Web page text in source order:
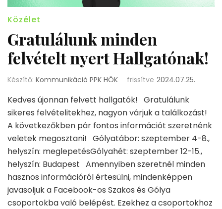
Közélet
Gratulálunk minden
felvételt nyert Hallgatónak!
Készítő: Kommunikáció PPK HÖK frissítve 2024.07.25.
Kedves újonnan felvett hallgatók! Gratulálunk
sikeres felvételitekhez, nagyon várjuk a találkozást!
A következőkben pár fontos információt szeretnénk
veletek megosztani! Gólyatábor: szeptember 4-8.,
helyszín: meglepetésGólyahét: szeptember 12-15.,
helyszín: Budapest Amennyiben szeretnél minden
hasznos információról értesülni, mindenképpen
javasoljuk a Facebook-os Szakos és Gólya
csoportokba való belépést. Ezekhez a csoportokhoz